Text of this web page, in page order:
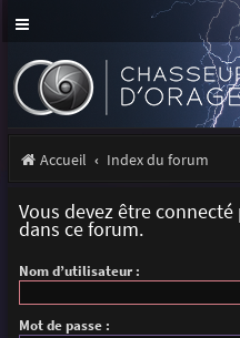
Accueil Index du forum
Vous devez être
dans ce forum.
Nom d’utilisateur :
Mot de passe :